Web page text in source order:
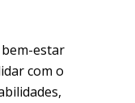
bem-estar
com o